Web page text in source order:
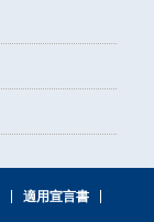
適用宣言書